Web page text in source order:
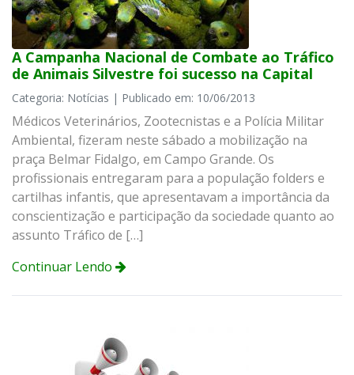
A Campanha Nacional de Combate ao Tráfico
de Animais Silvestre foi sucesso na Capital
Categoria: Notícias | Publicado em: 10/06/2013
Médicos Veterinários, Zootecnistas e a Polícia Militar
Ambiental, fizeram neste sábado a mobilização na
praça Belmar Fidalgo, em Campo Grande. Os
profissionais entregaram para a população folders e
cartilhas infantis, que apresentavam a importância da
conscientização e participação da sociedade quanto ao
assunto Tráfico de […]
Continuar Lendo